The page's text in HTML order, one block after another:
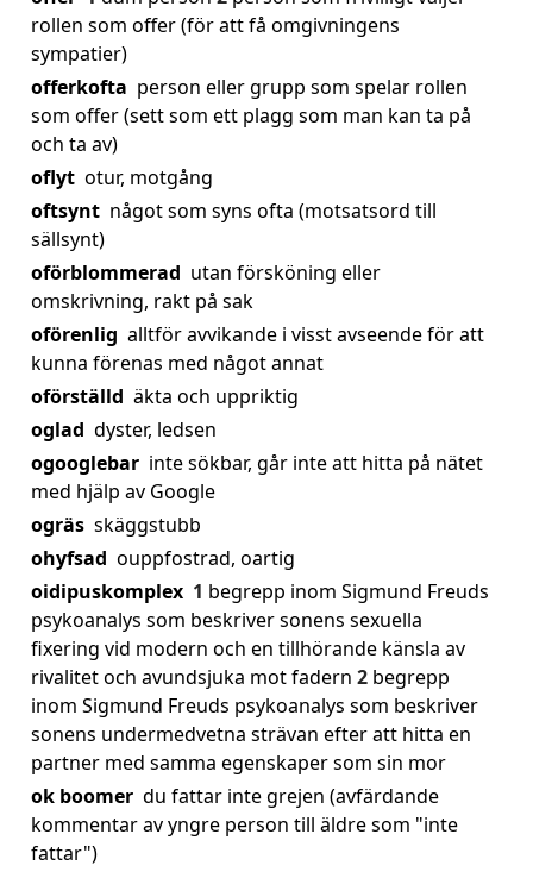
rollen som offer (för att få omgivningens
sympatier)
offerkofta person eller grupp som spelar rollen
som offer (sett som ett plagg som man kan ta på
och ta av)
oflyt otur, motgång
oftsynt något som syns ofta (motsatsord till
sällsynt)
oförblommerad utan försköning eller
omskrivning, rakt på sak
oförenlig alltför avvikande i visst avseende för att
kunna förenas med något annat
oförställd äkta och uppriktig
oglad dyster, ledsen
ogooglebar inte sökbar, går inte att hitta på nätet
med hjälp av Google
ogräs skäggstubb
ohyfsad ouppfostrad, oartig
oidipuskomplex 1 begrepp inom Sigmund Freuds
psykoanalys som beskriver sonens sexuella
fixering vid modern och en tillhörande känsla av
rivalitet och avundsjuka mot fadern 2 begrepp
inom Sigmund Freuds psykoanalys som beskriver
sonens undermedvetna strävan efter att hitta en
partner med samma egenskaper som sin mor
ok boomer du fattar inte grejen (avfärdande
kommentar av yngre person till äldre som "inte
fattar")